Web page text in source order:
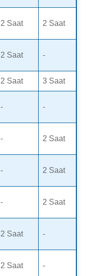
2 Saat 2 Saat
2 Saat -
2 Saat 3 Saat
- -
- 2 Saat
- 2 Saat
- 2 Saat
2 Saat -
2 Saat -